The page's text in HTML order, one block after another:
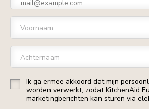
Voornaam
Achternaam
Ik ga ermee akkoord dat mijn
worden verwerkt, zodat KitchenAid
marketingberichten kan sturen via